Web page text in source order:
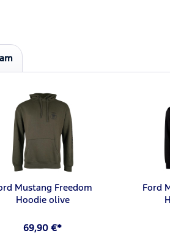
Mustang Freedom
Hoodie olive
69,90 €*
Ford